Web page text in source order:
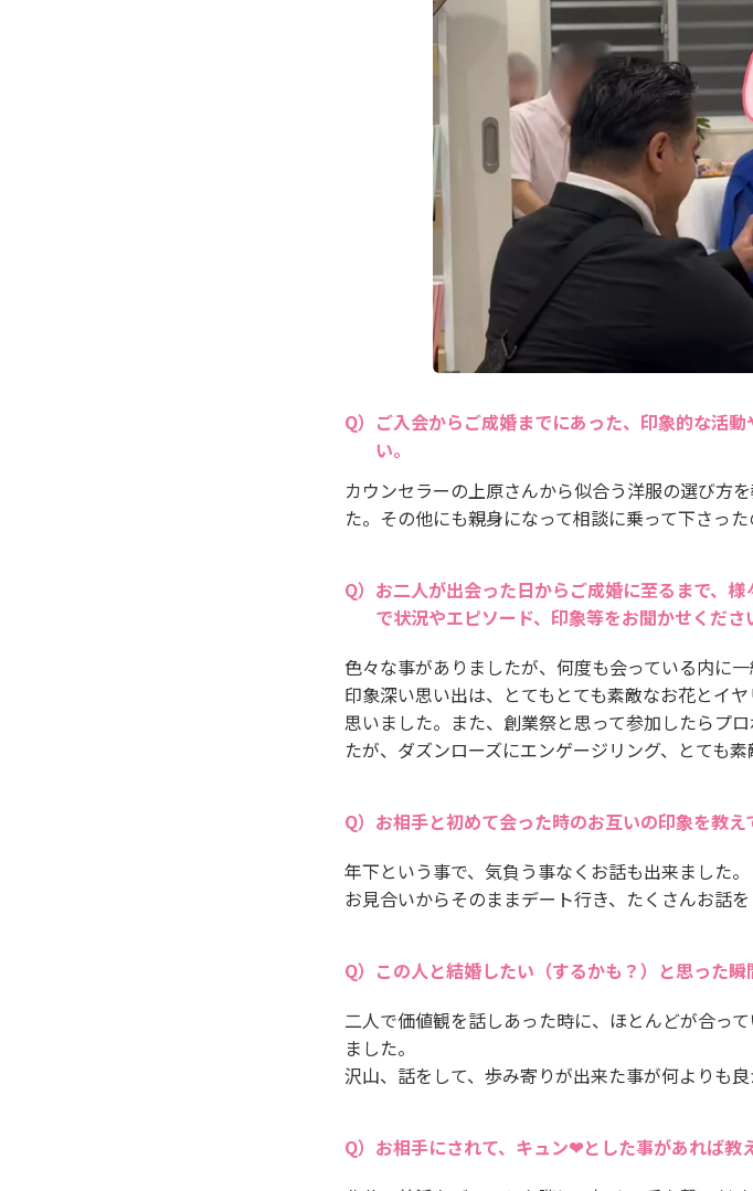
ご入会からご成婚までにあった、印象的な活
い。
カウンセラーの上原さんから似合う洋服の選び方
た。その他にも親身になって相談に乗って下さった
お二人が出会った日からご成婚に至るまで、
で状況やエピソード、印象等をお聞かせくださ
色々な事がありましたが、何度も会っている内に一
印象深い思い出は、とてもとても素敵なお花とイ
思いました。また、創業祭と思って参加したらプ
たが、ダズンローズにエンゲージリング、とても
お相手と初めて会った時のお互いの印象を教え
年下という事で、気負う事なくお話も出来ました。
お見合いからそのままデート行き、たくさんお話
この人と結婚したい（するかも？）と思った
二人で価値観を話しあった時に、ほとんどが合っ
ました。
沢山、話をして、歩み寄りが出来た事が何よりも良
お相手にされて、キュン❤とした事があれば教